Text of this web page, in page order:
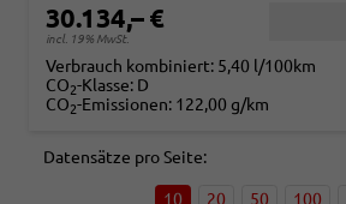
30.134,– €
incl. 19% MwSt.
Verbrauch kombiniert: 5,40 l/100km
CO2-Klasse: D
CO2-Emissionen: 122,00 g/km
Datensätze pro Seite:
10 20 50 100